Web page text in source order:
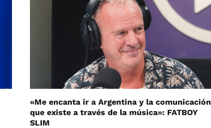
«Me encanta ir a Argentina y la comunicación
que existe a través de la música»: FATBOY
SLIM